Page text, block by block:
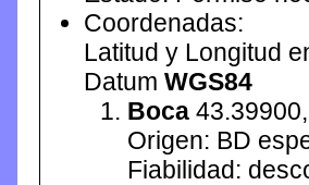
Coordenadas:
Latitud y Longitud
Datum WGS84
Boca
Origen: BD
Fiabilidad: